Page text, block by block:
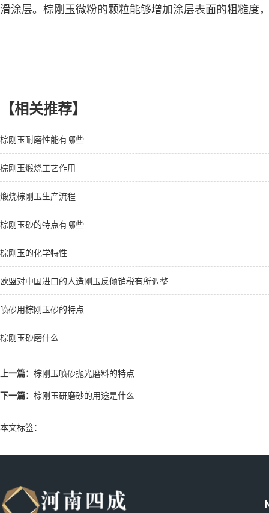
滑涂层。棕刚玉微粉的颗粒能够增加涂层表面的粗糙度
【相关推荐】
棕刚玉耐磨性能有哪些
棕刚玉煅烧工艺作用
煅烧棕刚玉生产流程
棕刚玉砂的特点有哪些
棕刚玉的化学特性
欧盟对中国进口的人造刚玉反倾销税有所调整
喷砂用棕刚玉砂的特点
棕刚玉砂磨什么
上一篇： 棕刚玉喷砂抛光磨料的特点
下一篇： 棕刚玉研磨砂的用途是什么
本文标签：